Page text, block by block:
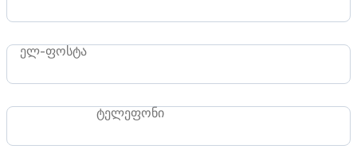
ელ-ფოსტა
ტელეფონი